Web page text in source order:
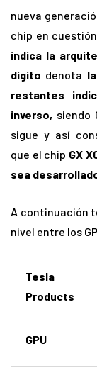
nueva
chip en
indica la
dígito denota
restantes
inverso, siendo
sigue y así
que el chip GX
sea
A continuación
nivel entre los
Tesla
Products
GPU